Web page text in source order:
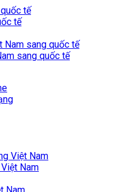
tế
sang quốc tế
Nam